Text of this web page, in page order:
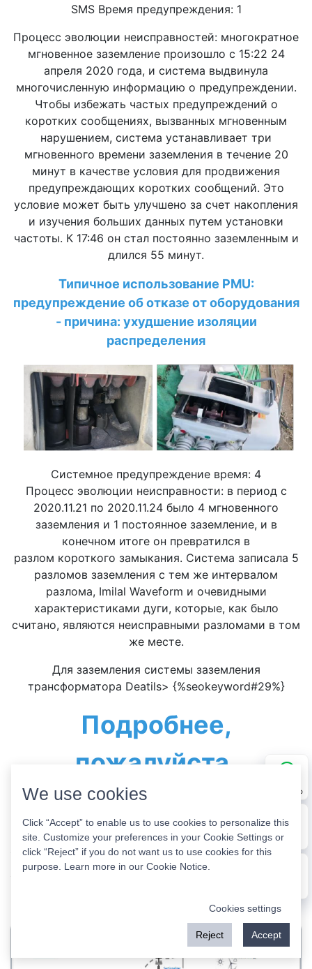
SMS Время предупреждения: 1
Процесс эволюции неисправностей: многократное
мгновенное заземление произошло с 15:22 24
апреля 2020 года, и система выдвинула
многочисленную информацию о предупреждении.
Чтобы избежать частых предупреждений о
коротких сообщениях, вызванных мгновенным
нарушением, система устанавливает три
мгновенного времени заземления в течение 20
минут в качестве условия для продвижения
предупреждающих коротких сообщений. Это
условие может быть улучшено за счет накопления
и изучения больших данных путем установки
частоты. К 17:46 он стал постоянно заземленным и
длился 55 минут.
Типичное использование PMU:
предупреждение об отказе от оборудования
- причина: ухудшение изоляции
распределения
Системное предупреждение время: 4
Процесс эволюции неисправности: в период с
2020.11.21 по 2020.11.24 было 4 мгновенного
заземления и 1 постоянное заземление, и в
конечном итоге он превратился в
разлом короткого замыкания. Система записала 5
разломов заземления с тем же интервалом
разлома, Imilal Waveform и очевидными
характеристиками дуги, которые, как было
считано, являются неисправными разломами в том
же месте.
Для заземления системы заземления
трансформатора Deatils> {%seokeyword#29%}
Подробнее,
пожалуйста,
свяжитесь с нами!
метка :
WhatsApp
E-mail
We use cookies
Click “Accept” to enable us to use cookies to personalize this
site. Customize your preferences in your Cookie Settings or
click “Reject” if you do not want us to use cookies for this
purpose. Learn more in our Cookie Notice
Cookies settings
Reject Accept